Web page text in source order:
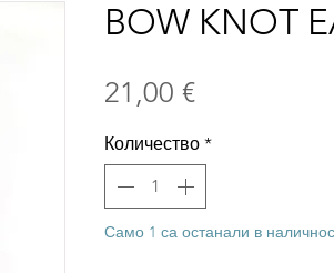
BOW KNOT
21,00 €Цена
Количество *
Само 1 са останали в